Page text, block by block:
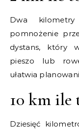
Dwa
pomnożenie
dystans, który
pieszo lub
ułatwia
10 km ile
Dziesięć